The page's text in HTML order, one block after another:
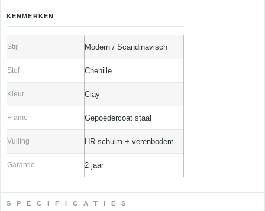
KENMERKEN
Stijl Modern / Scandinavisch
Stof Chenille
Kleur Clay
Frame Gepoedercoat staal
Vulling HR-schuim + verenbodem
Garantie 2 jaar
SPECIFICATIES